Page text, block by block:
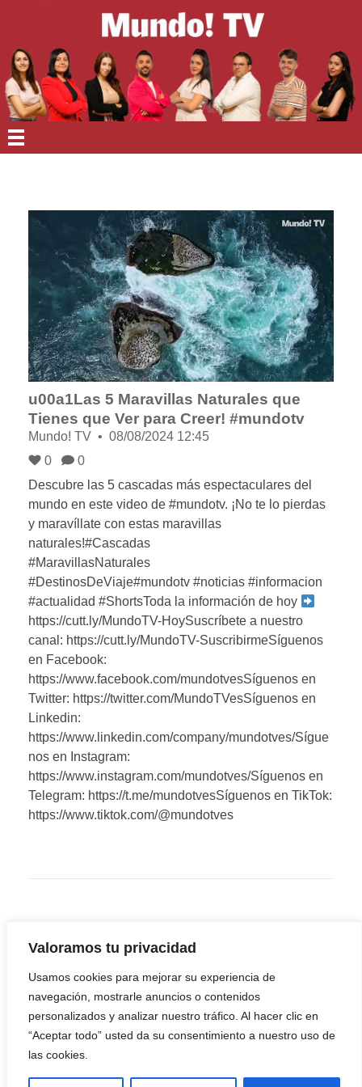
Valoramos tu privacidad
Usamos cookies para mejorar su experiencia de
navegación, mostrarle anuncios o contenidos
personalizados y analizar nuestro tráfico. Al hacer clic en
“Aceptar todo” usted da su consentimiento a nuestro uso de
las cookies.
u00a1Las 5 Maravillas Naturales que
Tienes que Ver para Creer! #mundotv
Mundo! TV
08/08/2024 12:45
0
0
Descubre las 5 cascadas más espectaculares del
mundo en este video de #mundotv. ¡No te lo pierdas
y maravíllate con estas maravillas
naturales!#Cascadas
#MaravillasNaturales
#DestinosDeViaje#mundotv #noticias #informacion
#actualidad #ShortsToda la información de hoy
https://cutt.ly/MundoTV-HoySuscríbete a nuestro
canal: https://cutt.ly/MundoTV-SuscribirmeSíguenos
en Facebook:
https://www.facebook.com/mundotvesSíguenos en
Twitter: https://twitter.com/MundoTVesSíguenos en
Linkedin:
https://www.linkedin.com/company/mundotves/Sígue
nos en Instagram:
https://www.instagram.com/mundotves/Síguenos en
Telegram: https://t.me/mundotvesSíguenos en TikTok:
https://www.tiktok.com/@mundotves